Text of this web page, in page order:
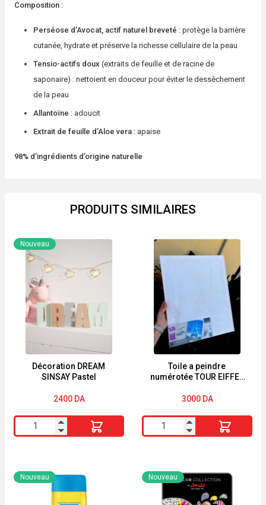
Composition :
Perséose d’Avocat, actif naturel breveté : protège la barrière
cutanée, hydrate et préserve la richesse cellulaire de la peau
Tensio-actifs doux (extraits de feuille et de racine de
saponaire) : nettoient en douceur pour éviter le dessèchement
de la peau
Allantoïne : adoucit
Extrait de feuille d’Aloe vera : apaise
98% d’ingrédients d’origine naturelle
PRODUITS SIMILAIRES
Décoration DREAM
SINSAY Pastel
Nouveau
2400 DA
quantité
de
DREAM
SINSAY
Toile a peindre
numérotée TOUR EIFFEL
3000 DA
quantité
de
a
peindre
Nouveau Nouveau